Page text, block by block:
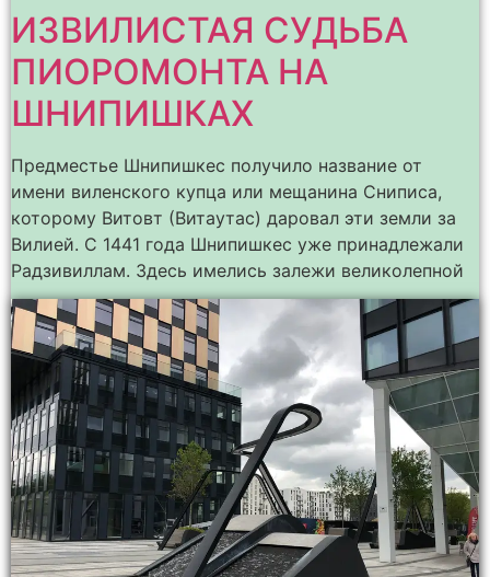
ИЗВИЛИСТАЯ СУДЬБА
ПИОРОМОНТА НА
ШНИПИШКАХ
Предместье Шнипишкес получило название от
имени виленского купца или мещанина Сниписа,
которому Витовт (Витаутас) даровал эти земли за
Вилией. С 1441 года Шнипишкес уже принадлежали
Радзивиллам. Здесь имелись залежи великолепной